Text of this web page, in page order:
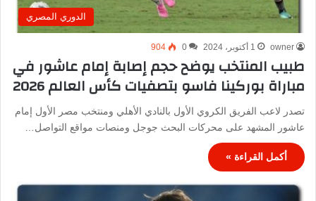
الدوري المصري
owner 1 أكتوبر، 2024 0
904
طبيب المنتخب يوضح حجم إصابة إمام عاشور في
مباراة بوركينا فاسو بتصفيات كأس العالم 2026
تصدر لاعب الفريق الكروي الأول بالنادي الأهلي ومنتخب مصر الأول إمام
عاشور المشهد على محركات البحث جوجل ومنصات مواقع التواصل…
أكمل القراءة »